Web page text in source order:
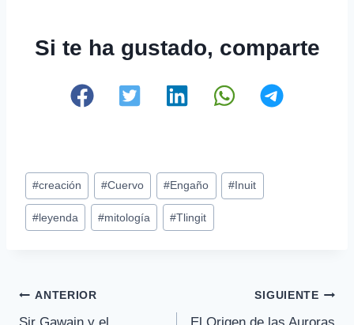
Si te ha gustado, comparte
Etiquetas
de
la
#creación #Cuervo #Engaño # Inuit
# leyenda #mitología #Tlingit
Navegación
ANTERIOR SIGUIENTE